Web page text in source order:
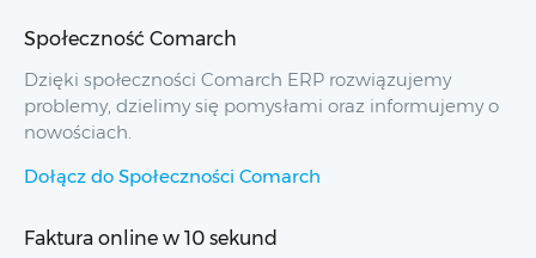
Społeczność Comarch
Dzięki społeczności Comarch ERP rozwiązujemy
problemy, dzielimy się pomysłami oraz informujemy o
nowościach.
Dołącz do Społeczności Comarch
Faktura online w 10 sekund